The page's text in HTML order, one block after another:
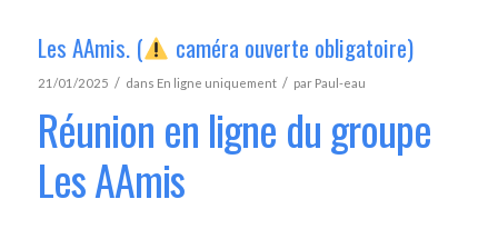
Les AAmis. ( caméra ouverte obligatoire)
21/01/2025 / dans En ligne uniquement / par Paul-eau
Réunion en ligne du groupe
Les AAmis